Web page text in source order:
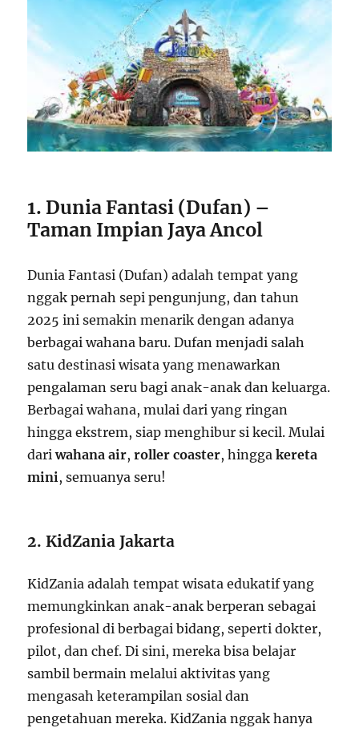
1. Dunia Fantasi (Dufan) –
Taman Impian Jaya Ancol
Dunia Fantasi (Dufan) adalah tempat yang
nggak pernah sepi pengunjung, dan tahun
2025 ini semakin menarik dengan adanya
berbagai wahana baru. Dufan menjadi salah
satu destinasi wisata yang menawarkan
pengalaman seru bagi anak-anak dan keluarga.
Berbagai wahana, mulai dari yang ringan
hingga ekstrem, siap menghibur si kecil. Mulai
dariwahana air,roller coaster, hinggakereta
mini, semuanya seru!
2. KidZania Jakarta
KidZania adalah tempat wisata edukatif yang
memungkinkan anak-anak berperan sebagai
profesional di berbagai bidang, seperti dokter,
pilot, dan chef. Di sini, mereka bisa belajar
sambil bermain melalui aktivitas yang
mengasah keterampilan sosial dan
pengetahuan mereka. KidZania nggak hanya